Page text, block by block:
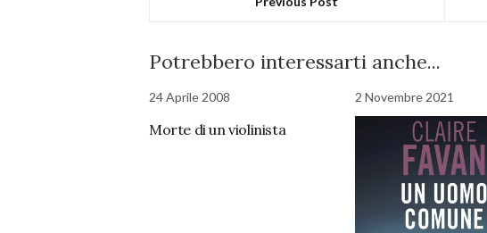
Potrebbero interessarti anche...
24 Aprile 2008
Morte di un violinista
2 Novembre 2021